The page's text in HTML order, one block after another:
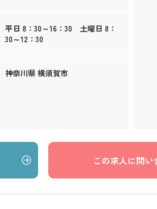
平日 8：30～16：30 土曜日 8：
30～12：30
神奈川県 横須賀市
この求人に問い